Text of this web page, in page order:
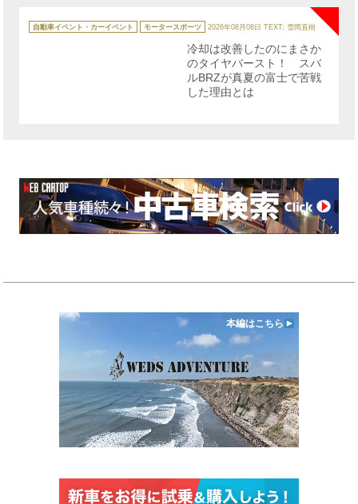
テ
ゴ
自動車イベント・カーイベント モータースポーツ 2026年08月08日 TEXT: 雪岡直樹
冷却は改善したのにまさか
のタイヤバースト！ スバ
ルBRZが真夏の富士で苦戦
した理由とは
本編はこちら